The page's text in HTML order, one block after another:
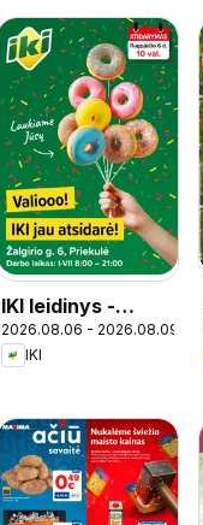
IKI leidinys -
Specialūs
pasiūlymai IKI
parduotuvės
klientams
2026.08.06 - 2026.08.09
IKI